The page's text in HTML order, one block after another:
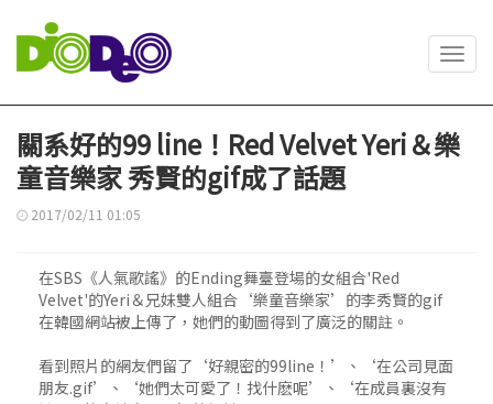
關系好的99 line！Red Velvet Yeri＆樂
童音樂家 秀賢的gif成了話題
2017/02/11 01:05
在SBS《人氣歌謠》的Ending舞臺登場的女組合'Red
Velvet'的Yeri＆兄妹雙人組合‘樂童音樂家’的李秀賢的gif
在韓國網站被上傳了，她們的動圖得到了廣泛的關註。
看到照片的網友們留了‘好親密的99line！’、‘在公司見面
朋友.gif’、‘她們太可愛了！找什麽呢’、‘在成員裏沒有